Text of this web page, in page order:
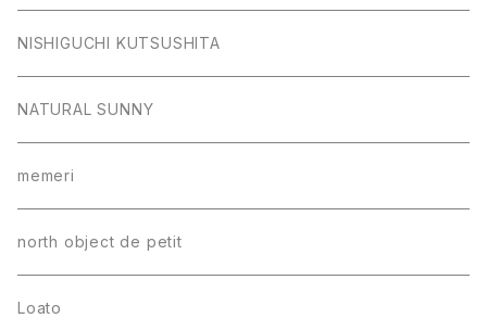
NISHIGUCHI KUTSUSHITA
NATURAL SUNNY
memeri
north object de petit
Loato